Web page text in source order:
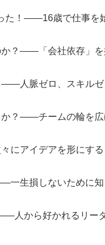
た！――16歳で仕事を
か？――「会社依存」を
――人脈ゼロ、スキルゼ
か？――チームの輪を広
にアイデアを形にする
一生損しないために知
人から好かれるリー